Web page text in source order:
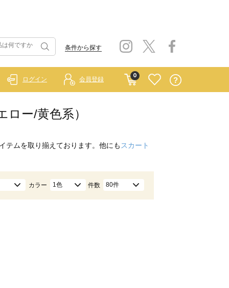
条件から探す
0
ログイン 会員登録
ー/黄色系）
テムを取り揃えております。他にも スカート
カラー 1色 件数 80件